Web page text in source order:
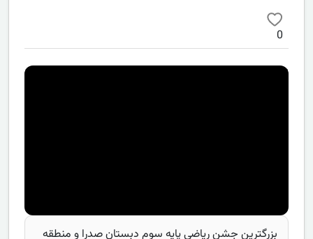
0
بزرگترین جشن ریاضی پایه سوم دبستان صدرا و منطقه